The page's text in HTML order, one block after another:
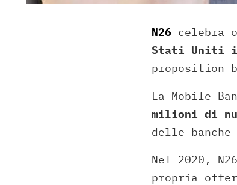
N26 celebra
Stati Uniti
proposition
La Mobile
milioni di
delle
Nel 2020,
propria